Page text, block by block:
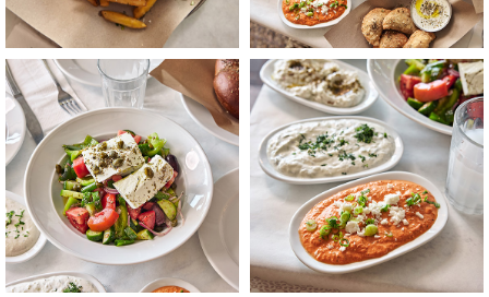
לפתיחת
התמונה
בגדול
-
+
לפתיחת
התמונה
בגדול
-
+